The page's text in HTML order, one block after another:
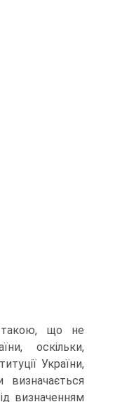
такою, що не
оскільки,
України,
визначається
визначенням